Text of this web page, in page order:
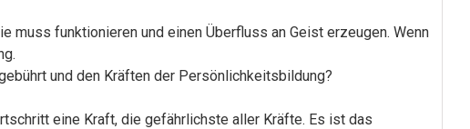
funktionieren und einen Überfluss an Geist erzeugen. Wenn
und den Kräften der Persönlichkeitsbildung?
eine Kraft, die gefährlichste aller Kräfte. Es ist das